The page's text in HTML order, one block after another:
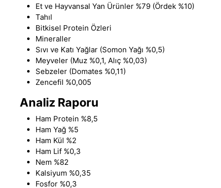
Et ve Hayvansal Yan Ürünler %79 (Ördek %10)
Tahıl
Bitkisel Protein Özleri
Mineraller
Sıvı ve Katı Yağlar (Somon Yağı %0,5)
Meyveler (Muz %0,1, Alıç %0,03)
Sebzeler (Domates %0,11)
Zencefil %0,005
Analiz Raporu
Ham Protein %8,5
Ham Yağ %5
Ham Kül %2
Ham Lif %0,3
Nem %82
Kalsiyum %0,35
Fosfor %0,3